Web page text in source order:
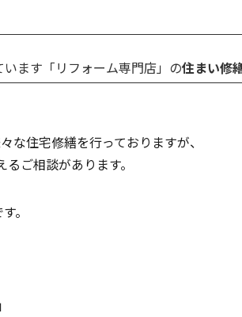
ます「リフォーム専門店」の住まい修
な住宅修繕を行っておりますが、
ご相談があります。
。